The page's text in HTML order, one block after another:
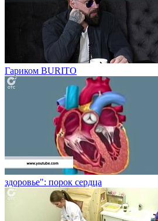
Гариком BURITO
здоровье": порок сердца